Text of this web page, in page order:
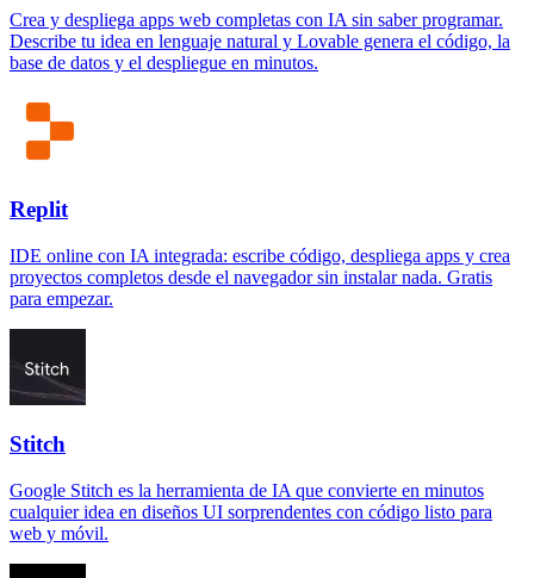
Crea y despliega apps web completas con IA sin saber programar.
Describe tu idea en lenguaje natural y Lovable genera el código, la
base de datos y el despliegue en minutos.
Replit
IDE online con IA integrada: escribe código, despliega apps y crea
proyectos completos desde el navegador sin instalar nada. Gratis
para empezar.
Stitch
Google Stitch es la herramienta de IA que convierte en minutos
cualquier idea en diseños UI sorprendentes con código listo para
web y móvil.